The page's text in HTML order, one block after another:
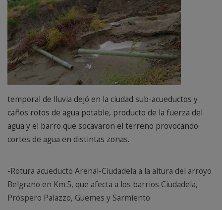
temporal de lluvia dejó en la ciudad sub-acueductos y
caños rotos de agua potable, producto de la fuerza del
agua y el barro que socavaron el terreno provocando
cortes de agua en distintas zonas.
-Rotura acueducto Arenal-Ciudadela a la altura del arroyo
Belgrano en Km.5, que afecta a los barrios Ciudadela,
Próspero Palazzo, Güemes y Sarmiento